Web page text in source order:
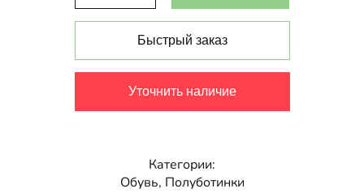
Быстрый заказ
Уточнить наличие
Категории:
Обувь, Полуботинки